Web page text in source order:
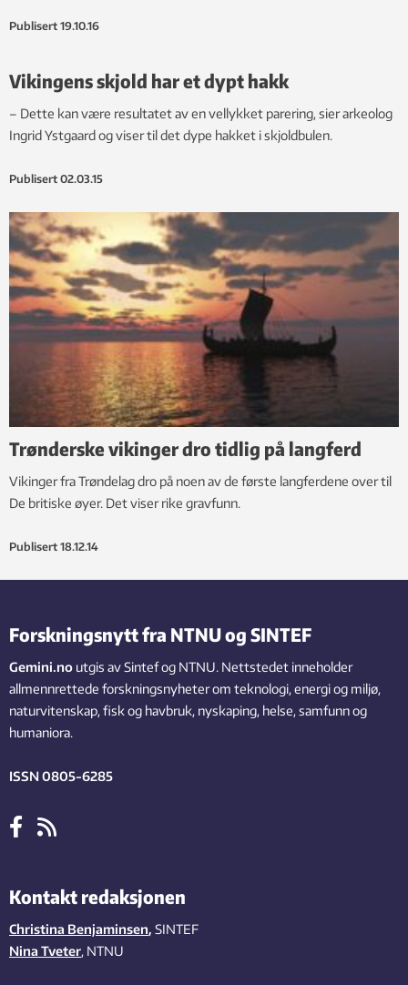
Publisert 19.10.16
Vikingens skjold har et dypt hakk
– Dette kan være resultatet av en vellykket parering, sier arkeolog
Ingrid Ystgaard og viser til det dype hakket i skjoldbulen.
Publisert 02.03.15
Trønderske vikinger dro tidlig på langferd
Vikinger fra Trøndelag dro på noen av de første langferdene over til
De britiske øyer. Det viser rike gravfunn.
Publisert 18.12.14
Forskningsnytt fra NTNU og SINTEF
Gemini.no utgis av Sintef og NTNU. Nettstedet inneholder
allmennrettede forskningsnyheter om teknologi, energi og miljø,
naturvitenskap, fisk og havbruk, nyskaping, helse, samfunn og
humaniora.
ISSN 0805-6285
Kontakt redaksjonen
Christina Benjaminsen, SINTEF
Nina Tveter, NTNU